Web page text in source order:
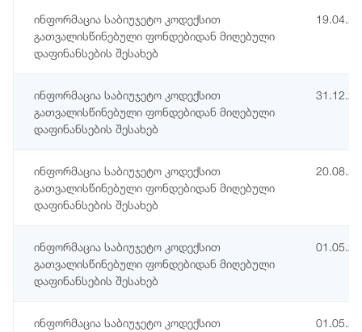
ინფორმაცია საბიუჯეტო კოდექსით
გათვალისწინებული ფონდებიდან მიღებული
დაფინანსების შესახებ
ინფორმაცია საბიუჯეტო კოდექსით
გათვალისწინებული ფონდებიდან მიღებული
დაფინანსების შესახებ
ინფორმაცია საბიუჯეტო კოდექსით
გათვალისწინებული ფონდებიდან მიღებული
დაფინანსების შესახებ
ინფორმაცია საბიუჯეტო კოდექსით
გათვალისწინებული ფონდებიდან მიღებული
დაფინანსების შესახებ
ინფორმაცია საბიუჯეტო კოდექსით